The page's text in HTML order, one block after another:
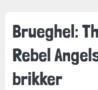
Brueghel:
Rebel
brikker